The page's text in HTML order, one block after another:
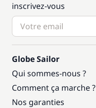
inscrivez-vous
Globe Sailor
Qui sommes-nous ?
Comment ça marche ?
Nos garanties